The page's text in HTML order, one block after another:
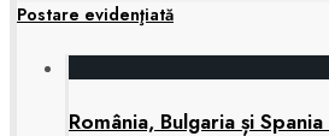
Postare evidenţiată
România, Bulgaria și